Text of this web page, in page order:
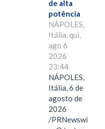
de alta
potência
NÁPOLES,
Itália, qui,
ago 6
2026
23:44
NÁPOLES,
Itália, 6 de
agosto de
2026
/PRNewswire/